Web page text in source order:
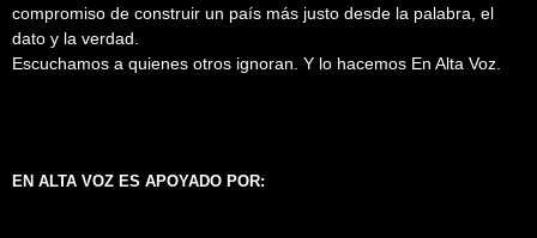
compromiso de construir un país más justo desde la palabra, el
dato y la verdad.
Escuchamos a quienes otros ignoran. Y lo hacemos En Alta Voz.
EN ALTA VOZ ES APOYADO POR: